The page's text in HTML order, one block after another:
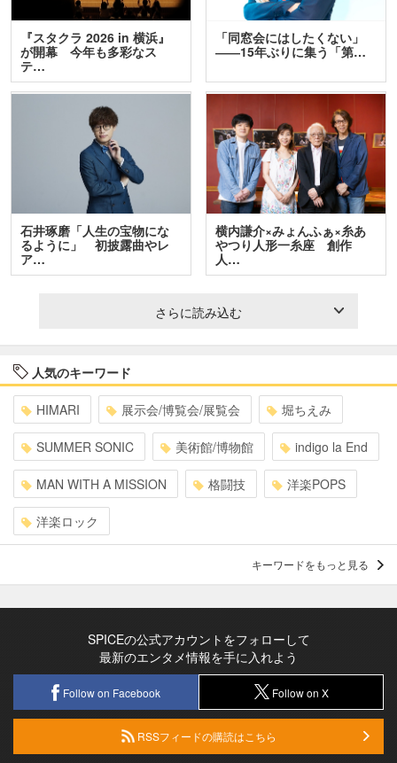
『スタクラ 2026 in 横浜』
が開幕 今年も多彩なス
テ…
「同窓会にはしたくない」
――15年ぶりに集う「第…
石井琢磨「人生の宝物にな
るように」 初披露曲やレ
ア…
横内謙介×みょんふぁ×糸あ
やつり人形一糸座 創作
人…
さらに読み込む
人気のキーワード
HIMARI 展示会/博覧会/展覧会 堀ちえみ
SUMMER SONIC 美術館/博物館 indigo la End
MAN WITH A MISSION 格闘技 洋楽POPS
洋楽ロック
キーワードをもっと見る
SPICEの公式アカウントをフォローして
最新のエンタメ情報を手に入れよう
Follow on Facebook Follow on X
RSSフィードの購読はこちら